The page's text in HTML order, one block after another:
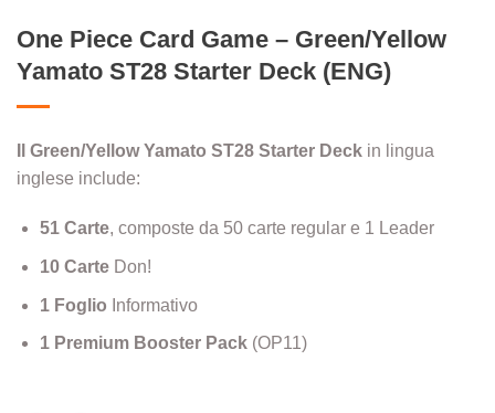
One Piece Card Game – Green/Yellow
Yamato ST28 Starter Deck (ENG)
Il Green/Yellow Yamato ST28 Starter Deck in lingua
inglese include:
51 Carte, composte da 50 carte regular e 1 Leader
10 CarteDon!
1 Foglio Informativo
1 Premium Booster Pack(OP11)